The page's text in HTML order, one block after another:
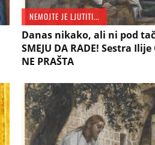
NEMOJTE JE LJUTITI...
Danas nikako, ali ni pod
SMEJU DA RADE! Sestra
NE PRAŠTA